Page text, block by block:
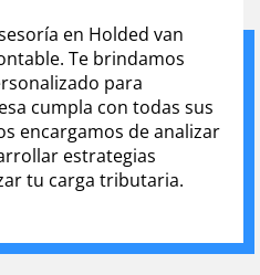
en Holded van
Te brindamos
para
cumpla con todas sus
encargamos de analizar
estrategias
tu carga tributaria.